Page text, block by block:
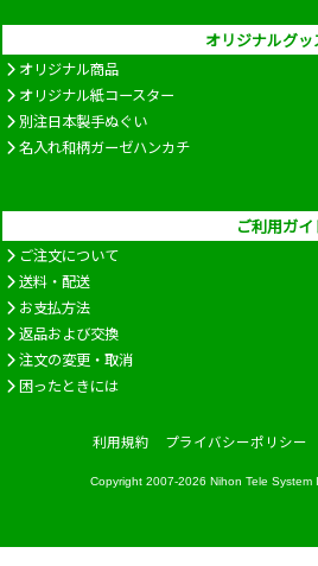
オリジナルグ
オリジナル商品
オリジナル紙コースター
別注日本製手ぬぐい
名入れ和柄ガーゼハンカチ
ご利用ガイ
ご注文について
送料・配送
お支払方法
返品および交換
注文の変更・取消
困ったときには
利用規約 プライバシーポリシー
Copyright 2007-2026 Nihon Tele System